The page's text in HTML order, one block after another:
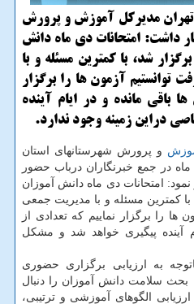
تهران مدیرکل آموزش و پرورش
داشت: امتحانات دی ماه دانش
شد، با کمترین مسئله و با
آزمون ها را برگزار
باقی مانده و در ایام آینده
دراین زمینه وجود ندارد.
و پرورش شهرستانهای استان
پس از ظهر شنبه ۲۵ دی ماه در جمع خبرنگاران درباب حضور
امتحانات دی ماه دانش آموزان
کمترین مسئله و با مدیریت جمعی
را برگزار نماییم که تعدادی از
آینده پیگیری خواهد شد و مشکل
به ارزیابی برگزاری حضوری
سلامت دانش آموزان را دنبال
الگوهای آموزشی و ترتیبی،